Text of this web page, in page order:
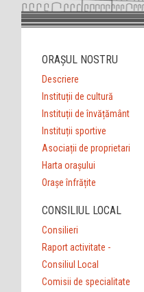
ORAȘUL NOSTRU
Descriere
Instituții de cultură
Instituții de învățământ
Instituții sportive
Asociații de proprietari
Harta orașului
Orașe înfrățite
CONSILIUL LOCAL
Consilieri
Raport activitate -
Consiliul Local
Comisii de specialitate